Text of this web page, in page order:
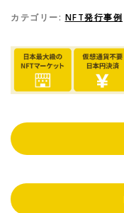
カテゴリー: NFT発行事例